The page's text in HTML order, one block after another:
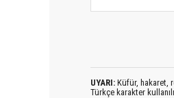
UYARI: Küfür, hakaret,
Türkçe karakter